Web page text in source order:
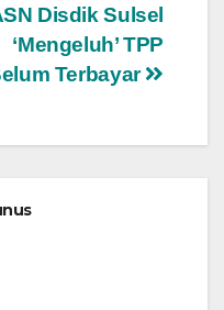
Disdik Sulsel
‘Mengeluh’ TPP
Terbayar